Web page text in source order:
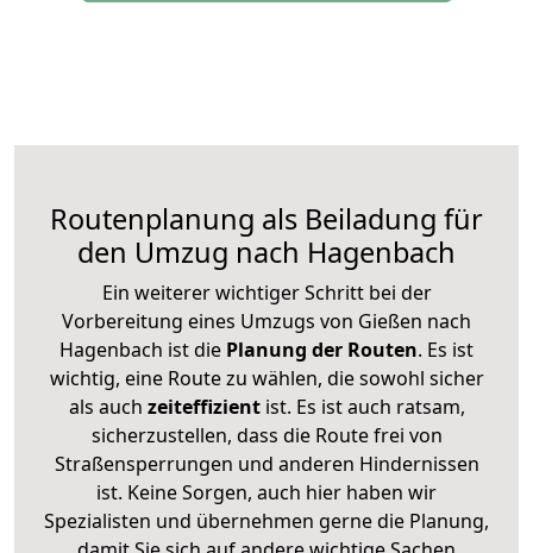
Routenplanung als Beiladung für
den Umzug nach Hagenbach
Ein weiterer wichtiger Schritt bei der
Vorbereitung eines Umzugs von Gießen nach
Hagenbach ist die Planung der Routen. Es ist
wichtig, eine Route zu wählen, die sowohl sicher
als auch zeiteffizientist. Es ist auch ratsam,
sicherzustellen, dass die Route frei von
Straßensperrungen und anderen Hindernissen
ist. Keine Sorgen, auch hier haben wir
Spezialisten und übernehmen gerne die Planung,